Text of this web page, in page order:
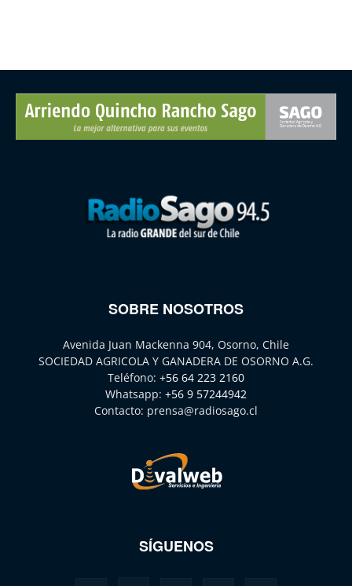
SOBRE NOSOTROS
Avenida Juan Mackenna 904, Osorno, Chile
SOCIEDAD AGRICOLA Y GANADERA DE OSORNO A.G.
Teléfono: +56 64 223 2160
Whatsapp: +56 9 57244942
Contacto: prensa@radiosago.cl
SÍGUENOS